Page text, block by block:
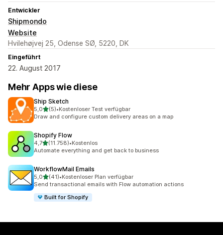
Entwickler
Shipmondo
Website
Hvilehøjvej 25, Odense SØ, 5220, DK
Eingeführt
22. August 2017
Mehr Apps wie diese
Ship Sketch
5,0von 5 Sternen
(5)
5 Rezensionen insgesamt
•Kostenloser Test verfügbar
Draw and configure custom delivery areas on a map
Shopify Flow
4,7von 5 Sternen
(11.758)
11758 Rezensionen insgesamt
•Kostenlos
Automate everything and get back to business
WorkflowMail Emails
5,0von 5 Sternen
(41)
41 Rezensionen insgesamt
•Kostenloser Plan verfügbar
Send transactional emails with Flow automation actions
Built for Shopify